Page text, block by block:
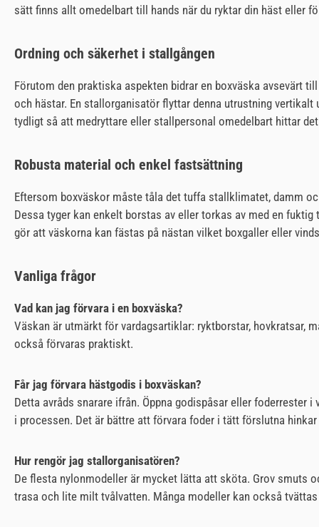
sätt finns allt omedelbart till hands när du ryktar din häst eller
Ordning och säkerhet i stallgången
Förutom den praktiska aspekten bidrar en boxväska avsevärt
och hästar. En stallorganisatör flyttar denna utrustning
tydligt så att medryttare eller stallpersonal omedelbart hittar
Robusta material och enkel fastsättning
Eftersom boxväskor måste tåla det tuffa stallklimatet, damm
Dessa tyger kan enkelt borstas av eller torkas av med en
gör att väskorna kan fästas på nästan vilket boxgaller eller
Vanliga frågor
Vad kan jag förvara i en boxväska?
Väskan är utmärkt för vardagsartiklar: ryktborstar, hovkratsar,
också förvaras praktiskt.
Får jag förvara hästgodis i boxväskan?
Detta avråds snarare ifrån. Öppna godispåsar eller
i processen. Det är bättre att förvara foder i tätt förslutna
Hur rengör jag stallorganisatören?
De flesta nylonmodeller är mycket lätta att sköta. Grov smuts
trasa och lite milt tvålvatten. Många modeller kan också